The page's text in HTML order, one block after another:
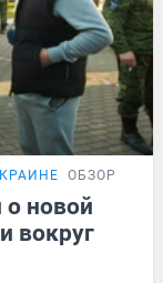
ОБЗОР
о новой
вокруг